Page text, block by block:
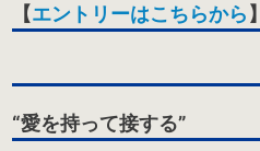
【エントリーはこちらから】
“愛を持って接する”